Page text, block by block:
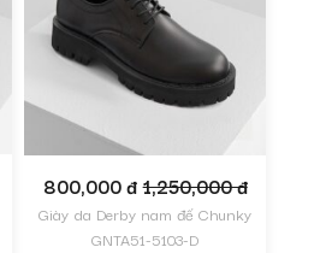
800,000 đ 1,250,000 đ
Giày da Derby nam đế Chunky
GNTA51-5103-D